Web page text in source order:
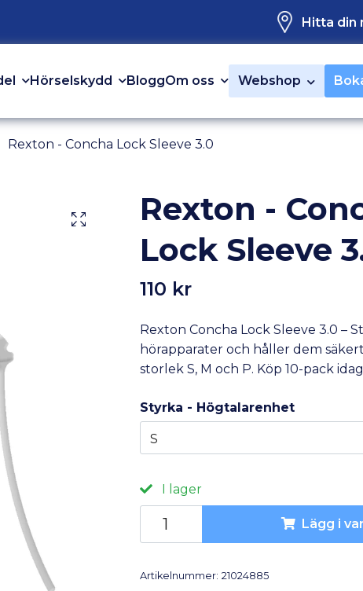
Hitta din
Hörselskydd BloggOm oss Webshop
Rexton - Concha Lock Sleeve 3.0
Rexton -
Lock Sleeve
110 kr
Rexton Concha Lock Sleeve 3.0 –
hörapparater och håller dem
storlek S, M och P. Köp 10-pack
Styrka - Högtalarenhet
S
I lager
Lägg i
Artikelnummer: 21024885